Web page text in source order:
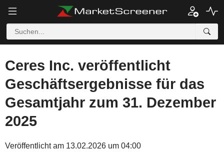
Ceres Inc. veröffentlicht
Geschäftsergebnisse für das
Gesamtjahr zum 31. Dezember
2025
Veröffentlicht am 13.02.2026 um 04:00